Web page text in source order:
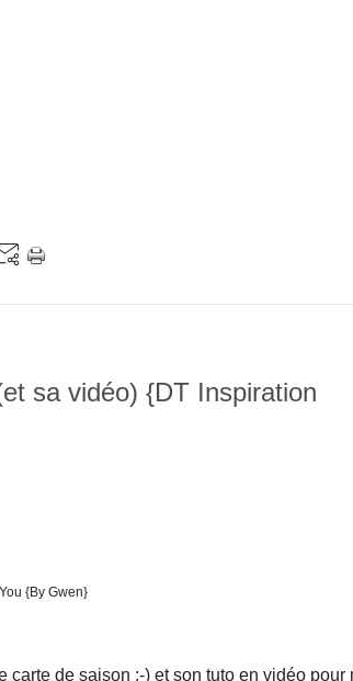
sa vidéo) {DT Inspiration
carte de saison ;-) et son tuto en vidéo pour